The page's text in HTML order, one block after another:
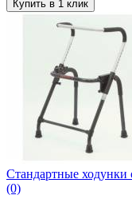
Купить в 1 клик
Стандартные
(0)